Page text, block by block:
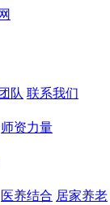
队 联系我们
师资力量
医养结合 居家养老